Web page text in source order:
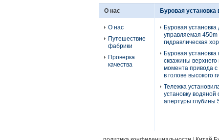
О нас
О нас
Путешествие
фабрики
Проверка
качества
Буровая
Буровая установка
управляемая
гидравлическая
Буровая установка
скважины
момента привода
в голове высокого
Тележка
установку водяной
апертуры глубины